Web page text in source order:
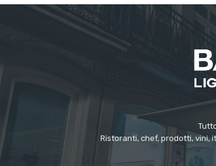
Ristoranti, chef, prodotti, vini,